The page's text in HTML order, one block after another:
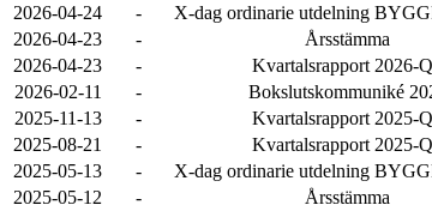
2026-04-24
-
X-dag ordinarie utdelning
2026-04-23
-
Årsstämma
2026-04-23
-
Kvartalsrapport 2026-
2026-02-11
-
Bokslutskommuniké
2025-11-13
-
Kvartalsrapport 2025-
2025-08-21
-
Kvartalsrapport 2025-
2025-05-13
-
X-dag ordinarie utdelning
2025-05-12
-
Årsstämma